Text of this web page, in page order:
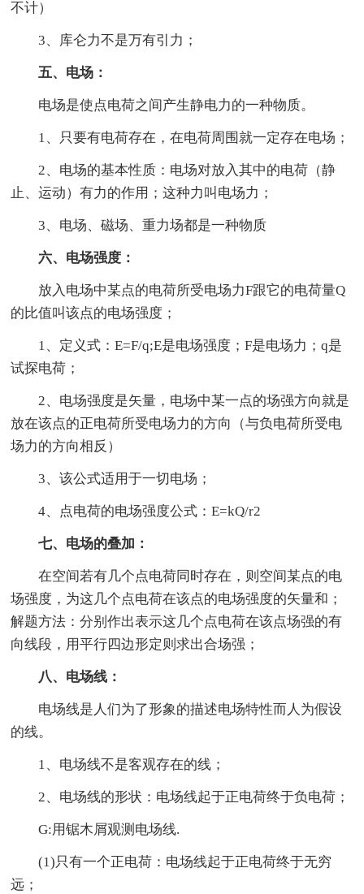
不计）
3、库仑力不是万有引力；
五、电场：
电场是使点电荷之间产生静电力的一种物质。
1、只要有电荷存在，在电荷周围就一定存在电场；
2、电场的基本性质：电场对放入其中的电荷（静
止、运动）有力的作用；这种力叫电场力；
3、电场、磁场、重力场都是一种物质
六、电场强度：
放入电场中某点的电荷所受电场力F跟它的电荷量Q
的比值叫该点的电场强度；
1、定义式：E=F/q;E是电场强度；F是电场力；q是
试探电荷；
2、电场强度是矢量，电场中某一点的场强方向就是
放在该点的正电荷所受电场力的方向（与负电荷所受电
场力的方向相反）
3、该公式适用于一切电场；
4、点电荷的电场强度公式：E=kQ/r2
七、电场的叠加：
在空间若有几个点电荷同时存在，则空间某点的电
场强度，为这几个点电荷在该点的电场强度的矢量和；
解题方法：分别作出表示这几个点电荷在该点场强的有
向线段，用平行四边形定则求出合场强；
八、电场线：
电场线是人们为了形象的描述电场特性而人为假设
的线。
1、电场线不是客观存在的线；
2、电场线的形状：电场线起于正电荷终于负电荷；
G:用锯木屑观测电场线.
(1)只有一个正电荷：电场线起于正电荷终于无穷
远；